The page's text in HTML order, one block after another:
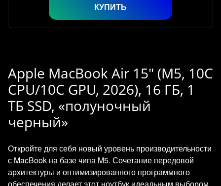
КУПИТЬ
Apple MacBook Air 15" (M5, 10C
CPU/10C GPU, 2026), 16 ГБ, 1
ТБ SSD, «полуночный
черный»
Откройте для себя новый уровень производительности
с MacBook на базе чипа M5. Сочетание передовой
архитектуры и оптимизированного программного